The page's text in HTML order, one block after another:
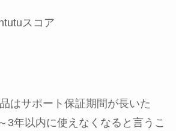
スコア
はサポート保証期間が長いた
3年以内に使えなくなると言うこ